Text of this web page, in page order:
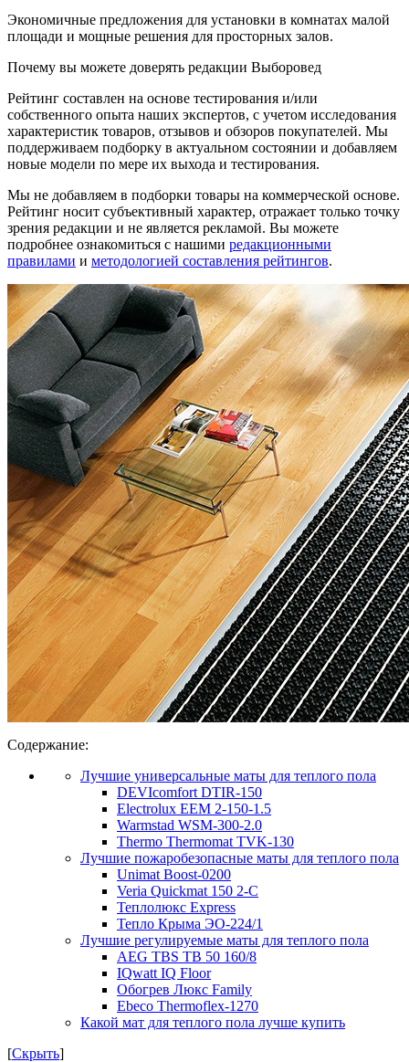
Экономичные предложения для установки в комнатах малой
площади и мощные решения для просторных залов.
Почему вы можете доверять редакции Выборовед
Рейтинг составлен на основе тестирования и/или
собственного опыта наших экспертов, с учетом исследования
характеристик товаров, отзывов и обзоров покупателей. Мы
поддерживаем подборку в актуальном состоянии и добавляем
новые модели по мере их выхода и тестирования.
Мы не добавляем в подборки товары на коммерческой основе.
Рейтинг носит субъективный характер, отражает только точку
зрения редакции и не является рекламой. Вы можете
подробнее ознакомиться с нашими редакционными
правилами и методологией составления рейтингов.
Содержание:
Лучшие универсальные маты для теплого пола
DEVIcomfort DTIR-150
Electrolux EEM 2-150-1.5
Warmstad WSM-300-2.0
Thermo Thermomat TVK-130
Лучшие пожаробезопасные маты для теплого пола
Unimat Boost-0200
Veria Quickmat 150 2-C
Теплолюкс Express
Тепло Крыма ЭО-224/1
Лучшие регулируемые маты для теплого пола
AEG TBS TB 50 160/8
IQwatt IQ Floor
Обогрев Люкс Family
Ebeco Thermoflex-1270
Какой мат для теплого пола лучше купить
[Скрыть]